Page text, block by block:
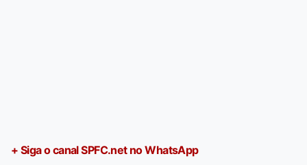
+ Siga o canal SPFC.net no WhatsApp